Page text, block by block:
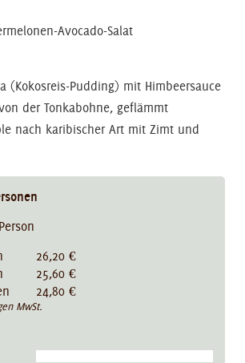
Avocado-Salat
(Kokosreis-Pudding) mit Himbeersauce
der Tonkabohne, geflämmt
nach karibischer Art mit Zimt und
26,20 €
25,60 €
24,80 €
MwSt.